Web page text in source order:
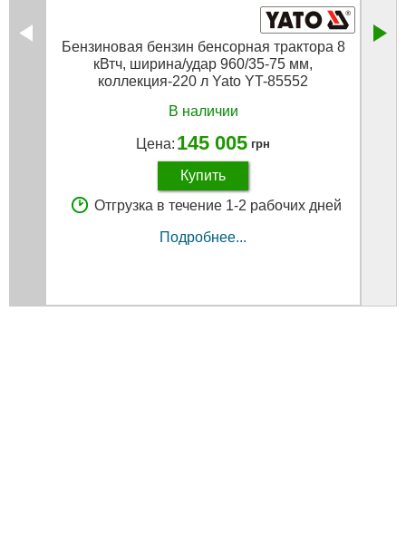
Бензиновая бензин бенсорная трактора 8
кВтч, ширина/удар 960/35-75 мм,
коллекция-220 л Yato YT-85552
В наличии
Цена: 145 005 грн
Купить
Отгрузка в течение 1-2 рабочих дней
Подробнее...